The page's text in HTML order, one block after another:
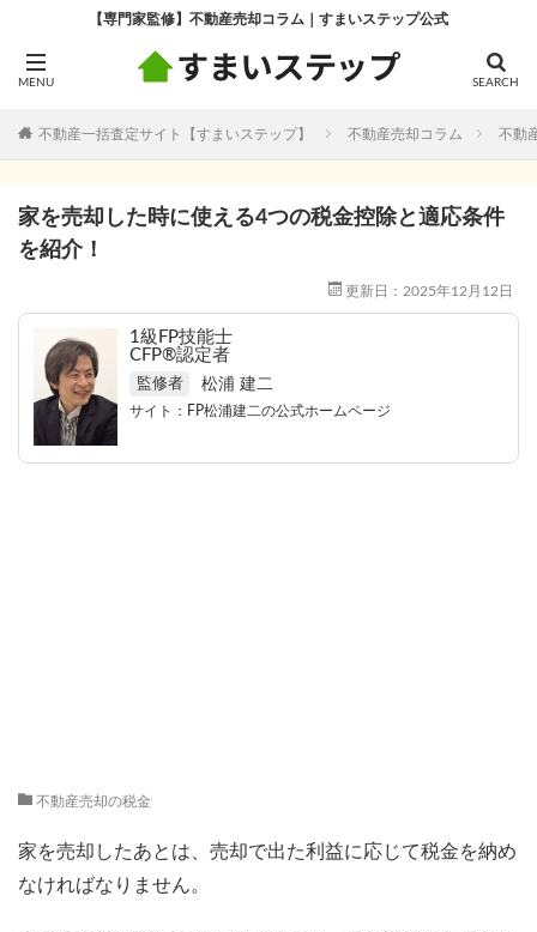
【専門家監修】不動産売却コラム｜すまいステップ公式
不動産一括査定サイト【すまいステップ】 不動産売却コラム 不動
家を売却した時に使える4つの税金控除と適応条件
を紹介！
更新日：2025年12月12日
1級FP技能士
CFP®認定者
監修者 松浦 建二
サイト： FP松浦建二の公式ホームページ
不動産売却の税金
家を売却したあとは、売却で出た利益に応じて税金を納め
なければなりません。